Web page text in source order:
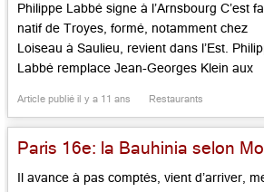
Philippe Labbé signe à l’Arnsbourg C’est
natif de Troyes, formé, notamment chez
Loiseau à Saulieu, revient dans l’Est.
Labbé remplace Jean-Georges Klein aux
oeuvrera avec une partie de l’ancienne
de cuisine, mais concoctera une carte qui
mixera les idées de son prédécesseur et
Article publié il y a 11 ans Restaurants
Paris 16e: la Bauhinia selon
Il avance à pas comptés, vient d’arriver,